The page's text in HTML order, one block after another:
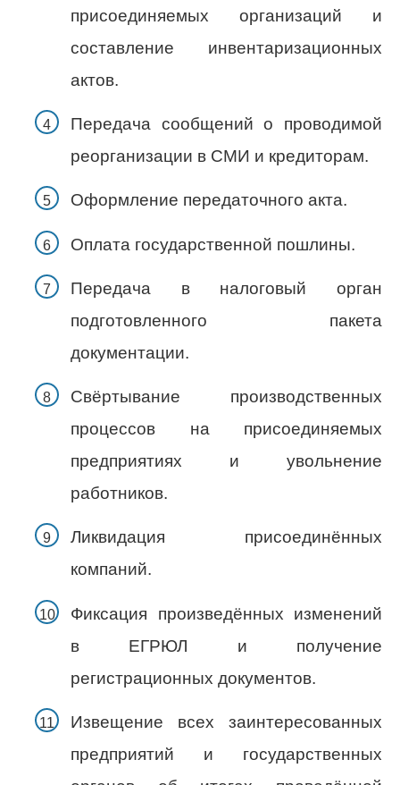
присоединяемых организаций и
составление инвентаризационных
актов.
Передача сообщений о проводимой
реорганизации в СМИ и кредиторам.
Оформление передаточного акта.
Оплата государственной пошлины.
Передача в налоговый орган
подготовленного пакета
документации.
Свёртывание производственных
процессов на присоединяемых
предприятиях и увольнение
работников.
Ликвидация присоединённых
компаний.
Фиксация произведённых изменений
в ЕГРЮЛ и получение
регистрационных документов.
Извещение всех заинтересованных
предприятий и государственных